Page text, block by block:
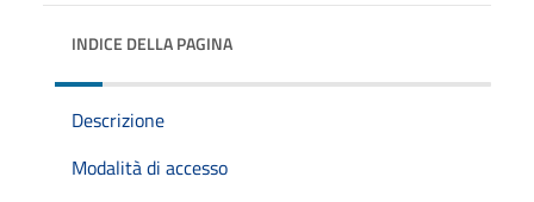
INDICE DELLA PAGINA
Descrizione
Modalità di accesso